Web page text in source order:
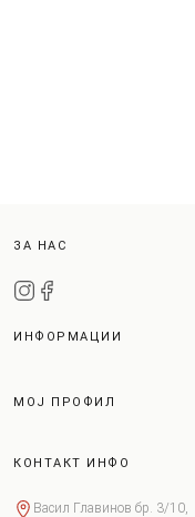
ЗА НАС
ИНФОРМАЦИИ
МОЈ ПРОФИЛ
КОНТАКТ ИНФО
Васил Главинов бр. 3/10,